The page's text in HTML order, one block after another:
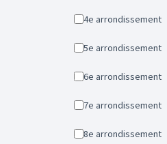
4e arrondissement
5e arrondissement
6e arrondissement
7e arrondissement
8e arrondissement